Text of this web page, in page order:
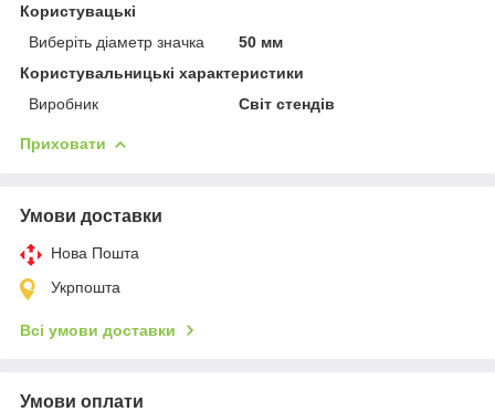
Користувацькі
Виберіть діаметр значка
50 мм
Користувальницькі характеристики
Виробник
Світ стендів
Приховати
Умови доставки
Нова Пошта
Укрпошта
Всі умови доставки
Умови оплати